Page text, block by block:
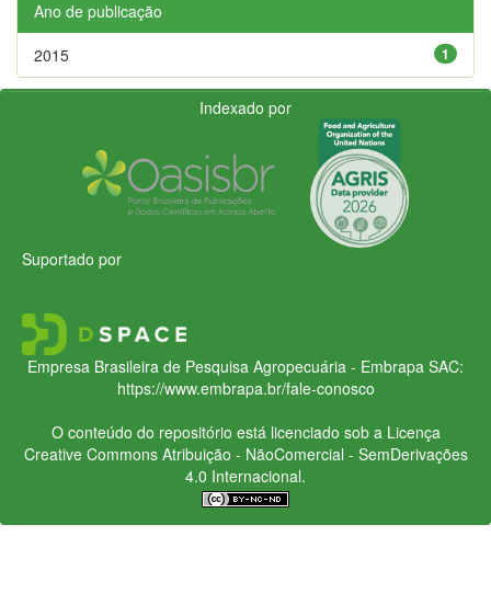
Ano de publicação
1
2015
Indexado por
Suportado por
Empresa Brasileira de Pesquisa Agropecuária - Embrapa SAC:
https://www.embrapa.br/fale-conosco
O conteúdo do repositório está licenciado sob a Licença
Creative CommonsAtribuição - NãoComercial - SemDerivações
4.0 Internacional.